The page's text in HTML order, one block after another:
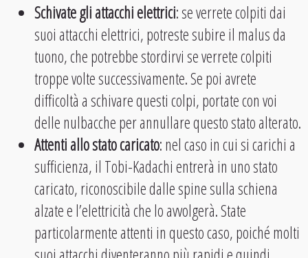
Schivate gli attacchi elettrici: se verrete colpiti dai
suoi attacchi elettrici, potreste subire il malus da
tuono, che potrebbe stordirvi se verrete colpiti
troppe volte successivamente. Se poi avrete
difficoltà a schivare questi colpi, portate con voi
delle nulbacche per annullare questo stato alterato.
Attenti allo stato caricato: nel caso in cui si carichi a
sufficienza, il Tobi-Kadachi entrerà in uno stato
caricato, riconoscibile dalle spine sulla schiena
alzate e l’elettricità che lo avvolgerà. State
particolarmente attenti in questo caso, poiché molti